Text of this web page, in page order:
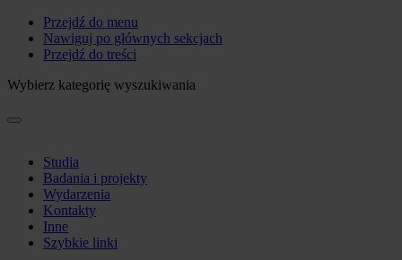
Przejdź do menu
Nawiguj po głównych sekcjach
Przejdź do treści
Wybierz kategorię wyszukiwania
Studia
Badania i projekty
Wydarzenia
Kontakty
Inne
Szybkie linki